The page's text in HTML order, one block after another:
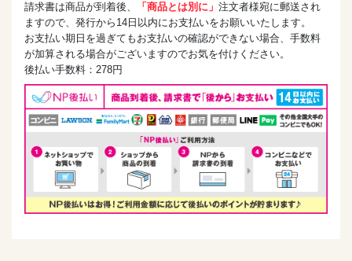
請求書は商品が到着後、 「商品とは別に」 注文者様宛に郵送され
ますので、発行から14日以内にお支払いをお願いいたします。
お支払い期日を過ぎてもお支払いの確認ができない場合、手数料
が加算される場合がございますのでお気を付けください。
後払い手数料：278円